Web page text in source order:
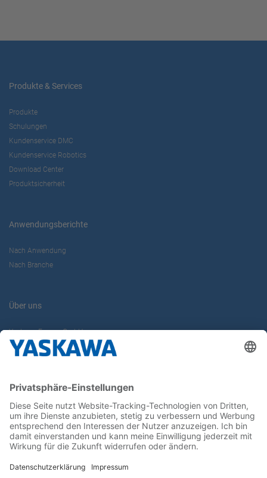
powered byUsercentrics Consent
Produkte & Services
Produkte
Schulungen
Kundenservice DMC
Kundenservice Robotics
Download Center
Produktsicherheit
Anwendungsberichte
Nach Anwendung
Nach Branche
Über uns
Yaskawa Europe GmbH
Karriere
Newsletter
Follow us on...